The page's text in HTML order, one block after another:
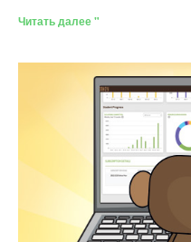
Читать далее "